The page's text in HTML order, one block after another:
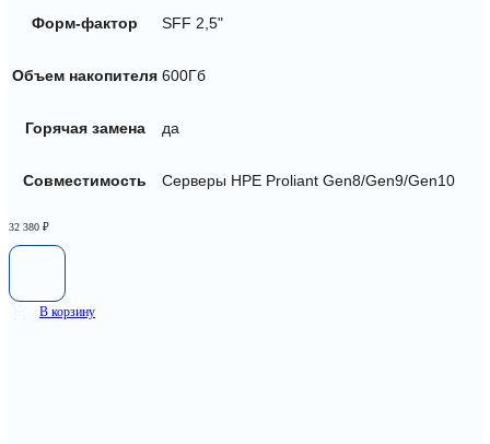
Форм-фактор SFF 2,5"
Объем накопителя 600Гб
Горячая замена да
Совместимость Серверы HPE Proliant Gen8/Gen9/Gen10
32 380 ₽
В корзину